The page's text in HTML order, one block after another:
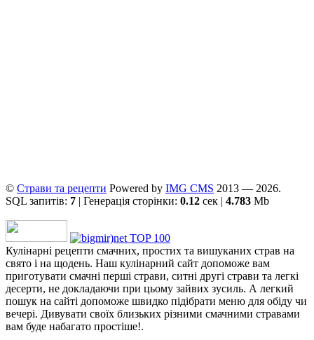
© Страви та рецепти Powered by ІMG CMS 2013 — 2026.
SQL запитів: 7 | Генерація сторінки: 0.12 сек | 4.783 Mb
Кулінарні рецепти смачних, простих та вишуканих страв на
свято і на щодень. Наш кулінарний сайт допоможе вам
приготувати смачні перші страви, ситні другі страви та легкі
десерти, не докладаючи при цьому зайвих зусиль. А легкий
пошук на сайті допоможе швидко підібрати меню для обіду чи
вечері. Дивувати своїх близьких різними смачними стравами
вам буде набагато простіше!.